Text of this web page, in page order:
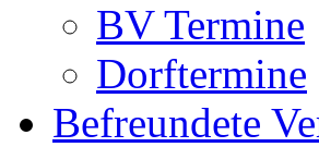
BV Termine
Dorftermine
Befreundete